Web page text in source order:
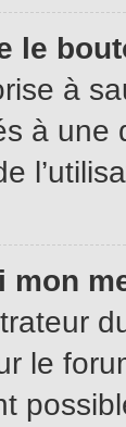
le
à
à une
mon
le